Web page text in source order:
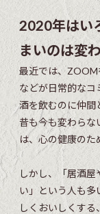
2020年はい
まいのは変
最近では、
などが日常的なコ
酒を飲むのに仲間
昔も今も変わらな
は、心の健康のた
しかし、「居酒
い」という人も多
しくおいしくす